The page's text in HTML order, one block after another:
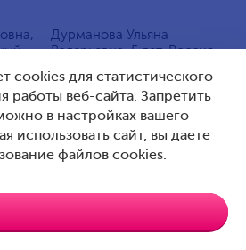
Дурманова Ульяна
Валерьевна, 5 лет, Россия,
cookies для статистического
работы веб-сайта. Запретить
в настройках вашего
использовать сайт, вы даете
файлов cookies.